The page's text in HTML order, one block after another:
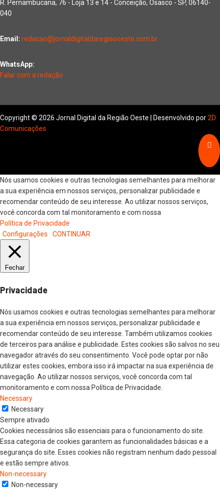
R. Pernambucana, 76 - Loja 13 e 14 - Conceição, Osasco - SP, 06140-
040
Email: redacao@jornaldigitaldaregiaooeste.com.br
WhatsApp:
Falar com a redação
Copyright © 2026 Jornal Digital da Região Oeste | Desenvolvido por2D
Comunicações
Nós usamos cookies e outras tecnologias semelhantes para melhorar
a sua experiência em nossos serviços, personalizar publicidade e
recomendar conteúdo de seu interesse. Ao utilizar nossos serviços,
você concorda com tal monitoramento e com nossa
Política de Privacidade
Configurações
CONTINUAR
Fechar
Privacidade
Nós usamos cookies e outras tecnologias semelhantes para melhorar
a sua experiência em nossos serviços, personalizar publicidade e
recomendar conteúdo de seu interesse. Também utilizamos cookies
de terceiros para análise e publicidade. Estes cookies são salvos no seu
navegador através do seu consentimento. Você pode optar por não
utilizar estes cookies, embora isso irá impactar na sua experiência de
navegação. Ao utilizar nossos serviços, você concorda com tal
monitoramento e com nossa Política de Privacidade.
Necessary
Necessary
Sempre ativado
Cookies necessários são essenciais para o funcionamento do site.
Essa categoria de cookies garantem as funcionalidades básicas e a
segurança do site. Esses cookies não registram nenhum dado pessoal
e estão sempre ativos.
Non-necessary
Non-necessary